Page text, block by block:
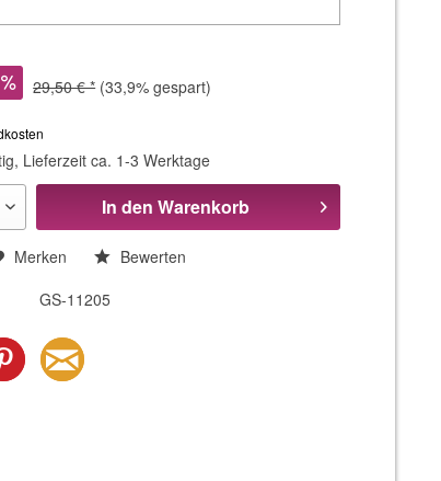
29,50 € * (33,9% gespart)
Lieferzeit ca. 1-3 Werktage
In den Warenkorb
Merken
Bewerten
GS-11205